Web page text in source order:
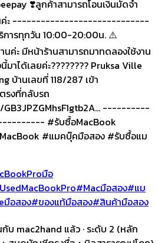
❣️ลูกค้าสามารถโอนเงินมัดจำ
7วันค่ะ -----------------------------
รทุกวัน 10:00-20:00น. ⚠️
ค่ะ มีหน้าร้านสามารถมาทดลองใช้งาน
าได้เลยค่ะ???????? Pruksa Ville
บ้านเลขที่ 118/287 เข้า
รงที่กลับรถ
----------
#รับซื้อMacBook
#แมคบุ๊คมือสอง #รับซื้อแม
มือ
#Macมือสอง#แม
มือสอง#ของแท้มือสอง#สินค้ามือสอง
บ mac2hand แล้ว · ระดับ 2 (หลัก